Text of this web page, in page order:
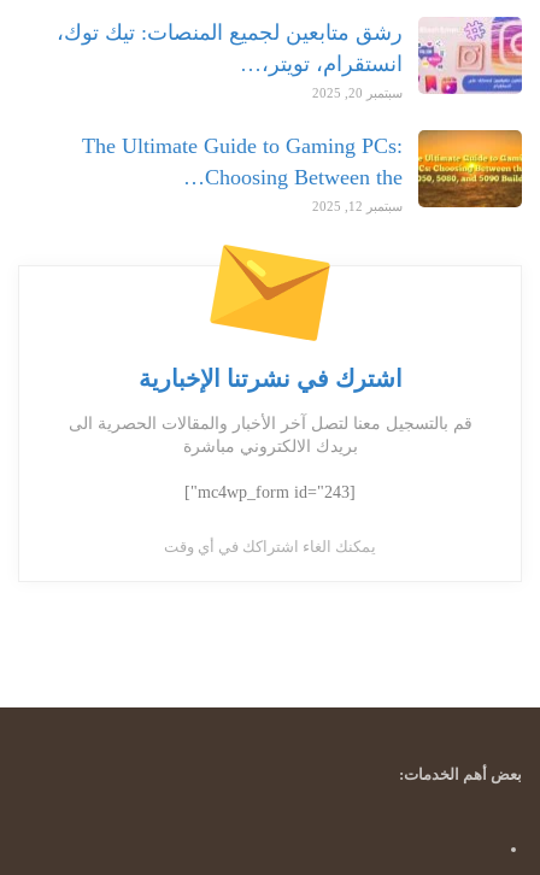
رشق متابعين لجميع المنصات: تيك توك،
انستقرام، تويتر،…
سبتمبر 20, 2025
The Ultimate Guide to Gaming PCs:
Choosing Between the…
سبتمبر 12, 2025
اشترك في نشرتنا الإخبارية
قم بالتسجيل معنا لتصل آخر الأخبار والمقالات الحصرية الى
بريدك الالكتروني مباشرة
[mc4wp_form id="243"]
يمكنك الغاء اشتراكك في أي وقت
بعض أهم الخدمات: